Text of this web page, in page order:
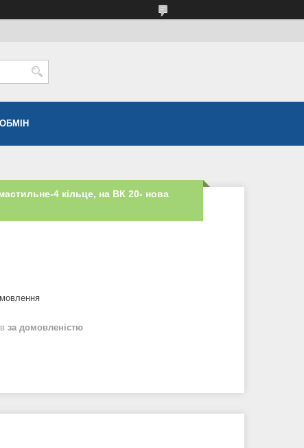
4 кільце, на ВК 20- нова
за домовленістю